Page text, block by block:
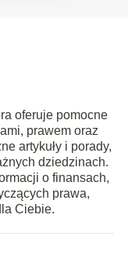
oferuje pomocne
prawem oraz
artykuły i porady,
dziedzinach.
o finansach,
prawa,
Ciebie.